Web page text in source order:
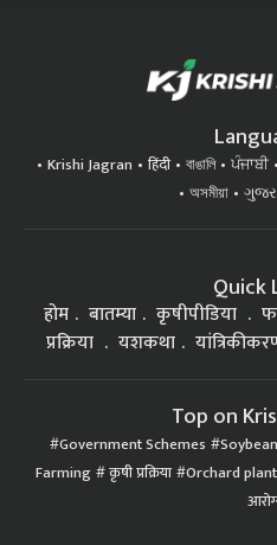
Krishi Jagran हिंदी বাঙালি ਪੰਜਾਬੀ
অসমীয়া
Quick
होम बातम्या कृषीपीडिया
प्रक्रिया
यशकथा
Top on
Government Schemes
Farming कृषी प्रक्रिया Orchard